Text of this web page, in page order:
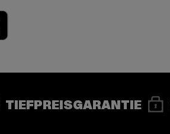
TIEFPREISGARANTIE